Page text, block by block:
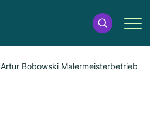
Artur Bobowski Malermeisterbetrieb